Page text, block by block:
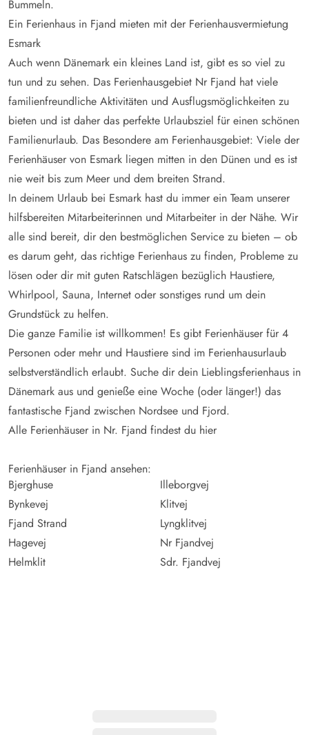
Bummeln.
Ein Ferienhaus in Fjand mieten mit der Ferienhausvermietung
Esmark
Auch wenn Dänemark ein kleines Land ist, gibt es so viel zu
tun und zu sehen. Das Ferienhausgebiet Nr Fjand hat viele
familienfreundliche Aktivitäten und Ausflugsmöglichkeiten zu
bieten und ist daher das perfekte Urlaubsziel für einen schönen
Familienurlaub. Das Besondere am Ferienhausgebiet: Viele der
Ferienhäuser von Esmark liegen mitten in den Dünen und es ist
nie weit bis zum Meer und dem breiten Strand.
In deinem Urlaub bei Esmark hast du immer ein Team unserer
hilfsbereiten Mitarbeiterinnen und Mitarbeiter in der Nähe. Wir
alle sind bereit, dir den bestmöglichen Service zu bieten – ob
es darum geht, das richtige Ferienhaus zu finden, Probleme zu
lösen oder dir mit guten Ratschlägen bezüglich Haustiere,
Whirlpool, Sauna, Internet oder sonstiges rund um dein
Grundstück zu helfen.
Die ganze Familie ist willkommen! Es gibt Ferienhäuser für 4
Personen oder mehr und Haustiere sind im Ferienhausurlaub
selbstverständlich erlaubt. Suche dir dein Lieblingsferienhaus in
Dänemark aus und genieße eine Woche (oder länger!) das
fantastische Fjand zwischen Nordsee und Fjord.
Alle Ferienhäuser in Nr. Fjand findest du hier
Ferienhäuser in Fjand ansehen:
Bjerghuse
Bynkevej
Fjand Strand
Hagevej
Helmklit
Illeborgvej
Klitvej
Lyngklitvej
Nr Fjandvej
Sdr. Fjandvej